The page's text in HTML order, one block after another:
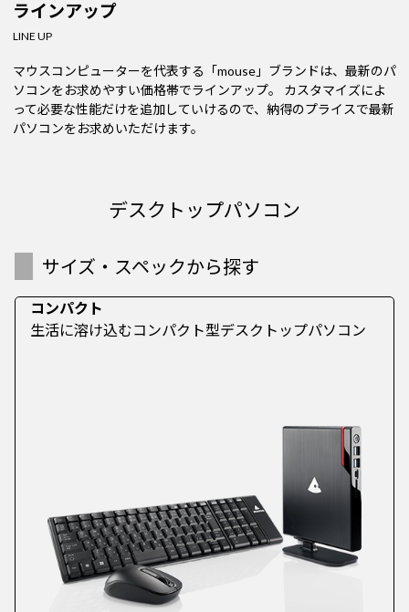
ラインアップ
LINE UP
マウスコンピューターを代表する「mouse」ブランドは、最新のパ
ソコンをお求めやすい価格帯でラインアップ。 カスタマイズによ
って必要な性能だけを追加していけるので、納得のプライスで最新
パソコンをお求めいただけます。
デスクトップパソコン
サイズ・スペックから探す
コンパクト
生活に溶け込むコンパクト型デスクトップパソコン